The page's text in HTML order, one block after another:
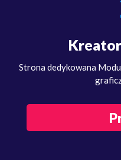
Strona dedykowana